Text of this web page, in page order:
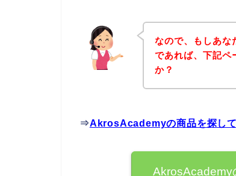
なので、もしあ
であれば、下記ペ
か？
⇒AkrosAcademyの商品を探し
AkrosAcademy